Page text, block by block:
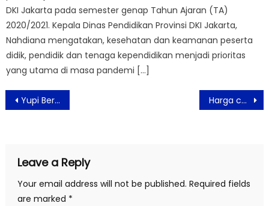
DKI Jakarta pada semester genap Tahun Ajaran (TA)
2020/2021. Kepala Dinas Pendidikan Provinsi DKI Jakarta,
Nahdiana mengatakan, kesehatan dan keamanan peserta
didik, pendidik dan tenaga kependidikan menjadi prioritas
yang utama di masa pandemi […]
Post
navigation
Yupi Berkolaborasi dengan Brand Lokal Luncurkan 2 Layer Effortless Cleansing Balm Harga cuma 100 ribuan, Soundcore Gandeng Shopee Luncurkan TWS R50i
Leave a Reply
Your email address will not be published. Required fields
are marked *